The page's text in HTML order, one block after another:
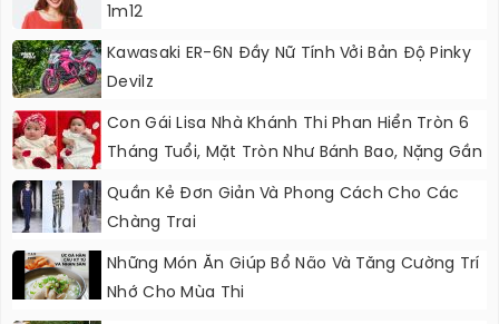
1m12
Kawasaki ER-6N Đầy Nữ Tính Vởi Bản Độ Pinky
Devilz
Con Gái Lisa Nhà Khánh Thi Phan Hiển Tròn 6
Tháng Tuổi, Mặt Tròn Như Bánh Bao, Nặng Gần
Quần Kẻ Đơn Giản Và Phong Cách Cho Các
Chàng Trai
Những Món Ăn Giúp Bổ Não Và Tăng Cường Trí
Nhớ Cho Mùa Thi